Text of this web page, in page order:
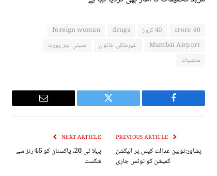
40 crore 40 کروڑ drugs
foreign woman
Mumbai Airport
غیرملکی خاتون
ممبئی ایئر پورٹ
منشیات
Facebook
Twitter
Email
پشاور:توہین عدالت کیس پر الیکشن
کمیشن کو نوٹس جاری
NEXT ARTICLE
پہلا ٹی 20، پاکستان کو 46 رنز سے
شکست